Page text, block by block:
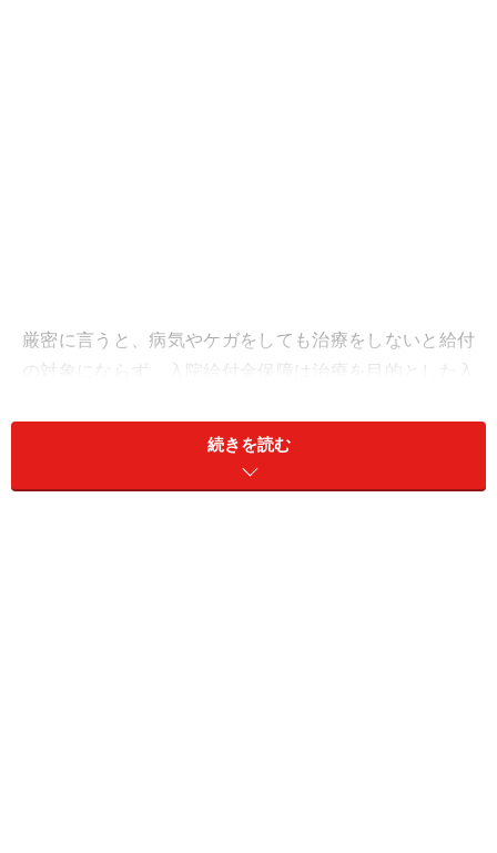
厳密に言うと、病気やケガをしても治療をしないと給付
の対象にならず、入院給付金保障は治療を目的とした入
け取れます。例外としてがん保険のがん診断給付金は、
がんと診断されたら治療をしなかった場合でも受け取れ
ます。
続きを読む